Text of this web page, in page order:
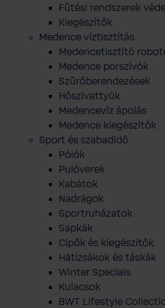
Fűtési rendszerek
Kiegészítők
Medence víztisztítás
Medencetisztító
Medence porszívók
Szűrőberendezések
Hőszivattyúk
Medencevíz ápolás
Medence kiegészítők
Sport és szabadidő
Pólók
Pulóverek
Kabátok
Nadrágok
Sportruházatok
Sapkák
Cipők és kiegészítők
Hátizsákok és táskák
Winter Specials
Kulacsok
BWT Lifestyle